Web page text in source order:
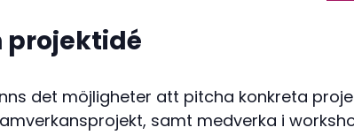
projektidé
det möjligheter att pitcha konkreta
samt medverka i